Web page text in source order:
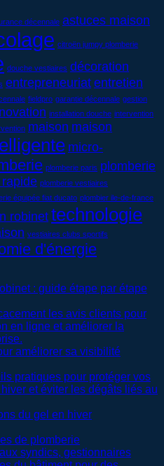
décennale astuces maison
citroën jumpy plomberie
douche vestiaires décoration
entrepreneuriat entretien
fieldpro garantie décennale gestion
installation douche intervention
maison maison
micro-
plomberie paris plomberie
plomberie vestiaires
équipée fiat ducato plombier ile-de-france
robinet technologie
vestiaires clubs sportifs
d'énergie
: guide étape par étape
améliorer sa visibilité
du gel en hiver